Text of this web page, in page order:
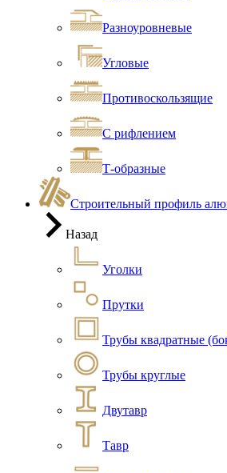
Разноуровневые
Угловые
Противоскользящие
С рифлением
Т-образные
Строительный профиль
Назад
Уголки
Прутки
Трубы квадратные
Трубы круглые
Двутавр
Тавр